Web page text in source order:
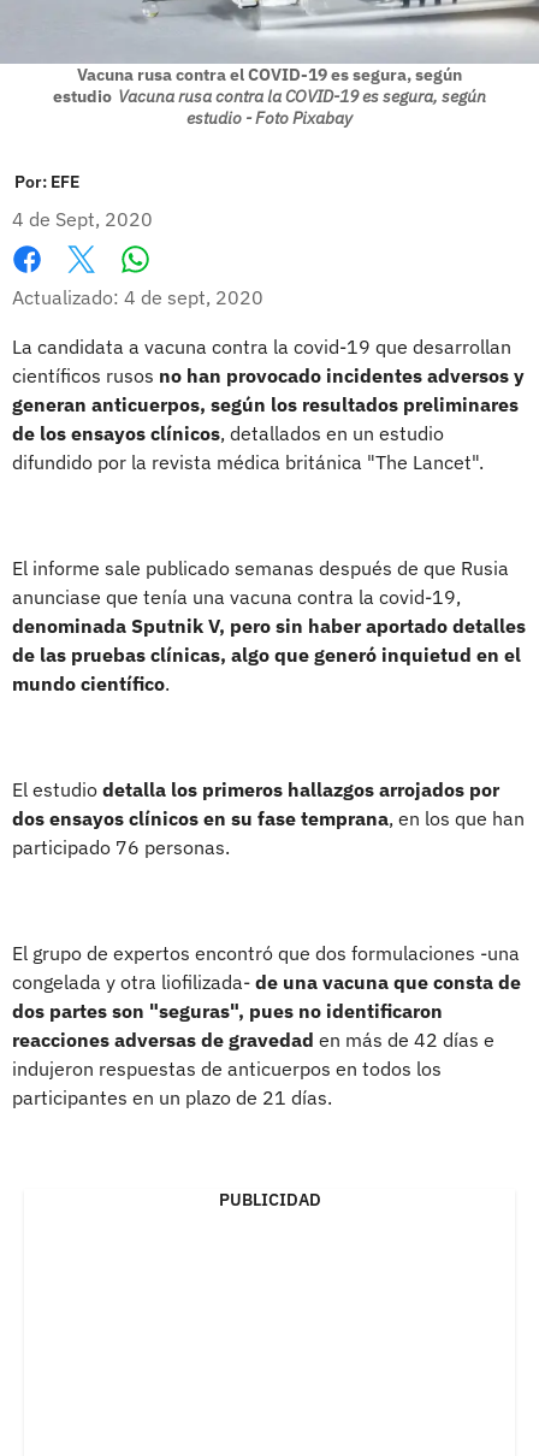
Vacuna rusa contra el COVID-19 es segura, según
estudio Vacuna rusa contra la COVID-19 es segura, según
estudio - Foto Pixabay
Por: EFE
4 de Sept, 2020
Facebook
X
Actualizado: 4 de sept, 2020
La candidata a vacuna contra la covid-19 que desarrollan
científicos rusos no han provocado incidentes adversos y
generan anticuerpos, según los resultados preliminares
de los ensayos clínicos, detallados en un estudio
difundido por la revista médica británica "The Lancet".
El informe sale publicado semanas después de que Rusia
anunciase que tenía una vacuna contra la covid-19,
denominada Sputnik V, pero sin haber aportado detalles
de las pruebas clínicas, algo que generó inquietud en el
mundo científico.
El estudio detalla los primeros hallazgos arrojados por
dos ensayos clínicos en su fase temprana, en los que han
participado 76 personas.
El grupo de expertos encontró que dos formulaciones -una
congelada y otra liofilizada- de una vacuna que consta de
dos partes son "seguras", pues no identificaron
reacciones adversas de gravedad en más de 42 días e
indujeron respuestas de anticuerpos en todos los
participantes en un plazo de 21 días.
PUBLICIDAD